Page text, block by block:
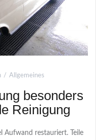
Allgemeines
besonders
Reinigung
Aufwand restauriert. Teile